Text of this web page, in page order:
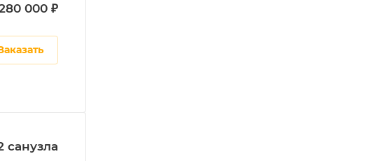
000 ₽
санузла